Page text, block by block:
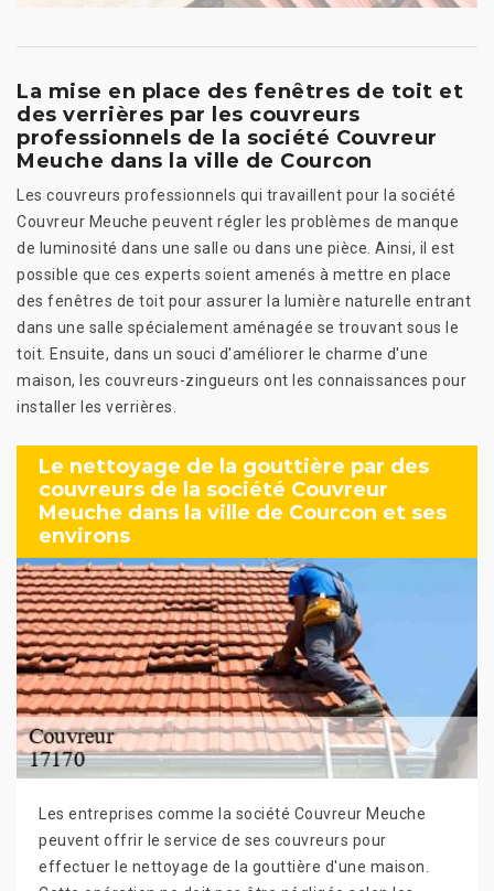
La mise en place des fenêtres de toit et
des verrières par les couvreurs
professionnels de la société Couvreur
Meuche dans la ville de Courcon
Les couvreurs professionnels qui travaillent pour la société
Couvreur Meuche peuvent régler les problèmes de manque
de luminosité dans une salle ou dans une pièce. Ainsi, il est
possible que ces experts soient amenés à mettre en place
des fenêtres de toit pour assurer la lumière naturelle entrant
dans une salle spécialement aménagée se trouvant sous le
toit. Ensuite, dans un souci d'améliorer le charme d'une
maison, les couvreurs-zingueurs ont les connaissances pour
installer les verrières.
Le nettoyage de la gouttière par des
couvreurs de la société Couvreur
Meuche dans la ville de Courcon et ses
environs
Les entreprises comme la société Couvreur Meuche
peuvent offrir le service de ses couvreurs pour
effectuer le nettoyage de la gouttière d'une maison.